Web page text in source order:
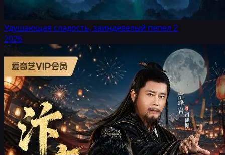
Удушающая сладость, заиндевелый пепел 2
2026